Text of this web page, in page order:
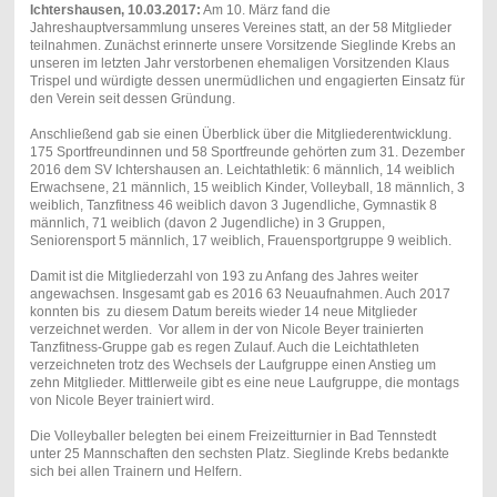
Ichtershausen, 10.03.2017: Am 10. März fand die
Jahreshauptversammlung unseres Vereines statt, an der 58 Mitglieder
teilnahmen. Zunächst erinnerte unsere Vorsitzende Sieglinde Krebs an
unseren im letzten Jahr verstorbenen ehemaligen Vorsitzenden Klaus
Trispel und würdigte dessen unermüdlichen und engagierten Einsatz für
den Verein seit dessen Gründung.
Anschließend gab sie einen Überblick über die Mitgliederentwicklung.
175 Sportfreundinnen und 58 Sportfreunde gehörten zum 31. Dezember
2016 dem SV Ichtershausen an. Leichtathletik: 6 männlich, 14 weiblich
Erwachsene, 21 männlich, 15 weiblich Kinder, Volleyball, 18 männlich, 3
weiblich, Tanzfitness 46 weiblich davon 3 Jugendliche, Gymnastik 8
männlich, 71 weiblich (davon 2 Jugendliche) in 3 Gruppen,
Seniorensport 5 männlich, 17 weiblich, Frauensportgruppe 9 weiblich.
Damit ist die Mitgliederzahl von 193 zu Anfang des Jahres weiter
angewachsen. Insgesamt gab es 2016 63 Neuaufnahmen. Auch 2017
konnten bis zu diesem Datum bereits wieder 14 neue Mitglieder
verzeichnet werden. Vor allem in der von Nicole Beyer trainierten
Tanzfitness-Gruppe gab es regen Zulauf. Auch die Leichtathleten
verzeichneten trotz des Wechsels der Laufgruppe einen Anstieg um
zehn Mitglieder. Mittlerweile gibt es eine neue Laufgruppe, die montags
von Nicole Beyer trainiert wird.
Die Volleyballer belegten bei einem Freizeitturnier in Bad Tennstedt
unter 25 Mannschaften den sechsten Platz. Sieglinde Krebs bedankte
sich bei allen Trainern und Helfern.